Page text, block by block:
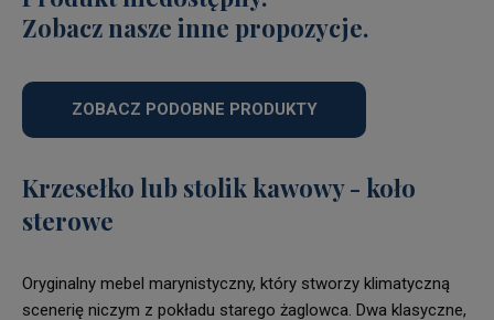
Zobacz nasze inne propozycje.
ZOBACZ PODOBNE PRODUKTY
Krzesełko lub stolik kawowy - koło
sterowe
Oryginalny mebel marynistyczny, który stworzy klimatyczną
scenerię niczym z pokładu starego żaglowca. Dwa klasyczne,